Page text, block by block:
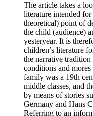
The article takes a
literature intended
theoretical) point of
the child (audience)
yesteryear. It is
children’s literature
the narrative
conditions and
family was a 19th
middle classes, and
by means of stories
Germany and Hans
Referring to an